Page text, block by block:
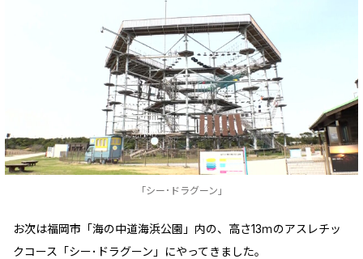
「シー･ドラグーン」
お次は福岡市「海の中道海浜公園」内の、高さ13ｍのアスレチッ
クコース「シー･ドラグーン」にやってきました。